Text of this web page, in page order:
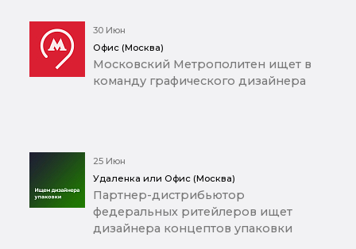
30 Июн
Офис (Москва)
Московский Метрополитен ищет в
команду графического дизайнера
25 Июн
Удаленка или Офис (Москва)
Партнер-дистрибьютор
федеральных ритейлеров ищет
дизайнера концептов упаковки